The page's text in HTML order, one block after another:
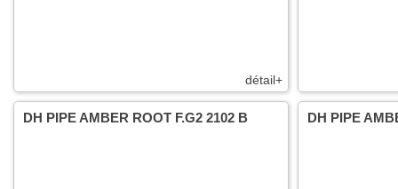
détail+
DH PIPE AMBER ROOT F.G2 2102 B DH PIPE